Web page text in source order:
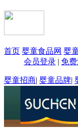
首页 婴童食品网 婴
会员登录 | 免
婴童招商| 婴童品牌|